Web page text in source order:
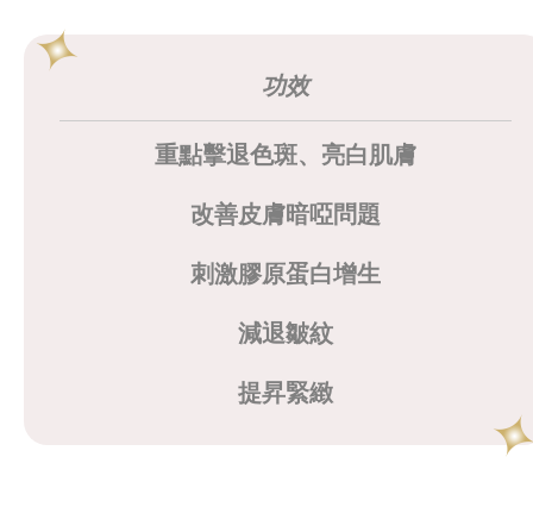
功效
重點擊退色斑、亮白肌膚
改善皮膚暗啞問題
刺激膠原蛋白增生
減退皺紋
提昇緊緻